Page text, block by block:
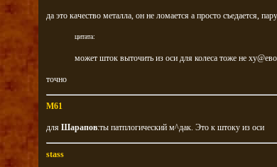
да это качество металла, он не ломается а просто съедается,
цитата:
может шток выточить из оси для колеса тоже не
точно
M61
для Шарапов:ты патплогический м^дак. Это к штоку из оси
stass